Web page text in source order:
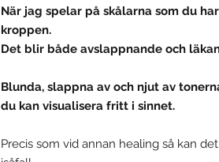
När jag spelar på skålarna som du
kroppen.
Det blir både avslappnande och
Blunda, slappna av och njut av
du kan visualisera fritt i sinnet.
Precis som vid annan healing så kan